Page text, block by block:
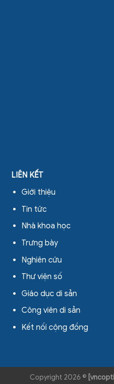
LIÊN KẾT
Giới thiệu
Tin tức
Nhà khoa học
Trưng bày
Nghiên cứu
Thư viện số
Giáo dục di sản
Công viên di sản
Kết nối cộng đồng
Copyright 2026 ©